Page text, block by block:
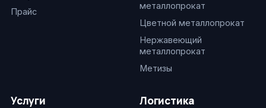
Прайс
металлопрокат
Цветной металлопрокат
Нержавеющий
металлопрокат
Метизы
Услуги Логистика